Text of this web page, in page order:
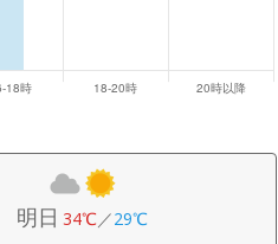
明日 34℃／29℃